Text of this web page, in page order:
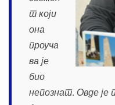
т који
она
проуча
ва је
био
непознат. Овде је